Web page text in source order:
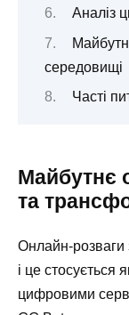
Аналіз
середовищі
Часті
Майбутнє
та
Онлайн-розваги
і це стосується
цифровими